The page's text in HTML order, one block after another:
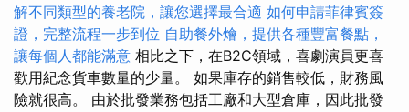
解不同類型的養老院，讓您選擇最合適 如何申請菲律賓簽
證，完整流程一步到位 自助餐外燴，提供各種豐富餐點，
讓每個人都能滿意 相比之下，在B2C領域，喜劇演員更喜
歡用紀念貨車數量的少量。 如果庫存的銷售較低，財務風
險就很高。 由於批發業務包括工廠和大型倉庫，因此批發